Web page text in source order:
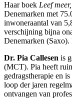
Haar boek Leef
Denemarken met
inwoneraantal van
verschijning bijna
Denemarken
Dr. Pia Callesen is
(MCT). Pia heeft
gedragstherapie en
loop der jaren
ontvangen van